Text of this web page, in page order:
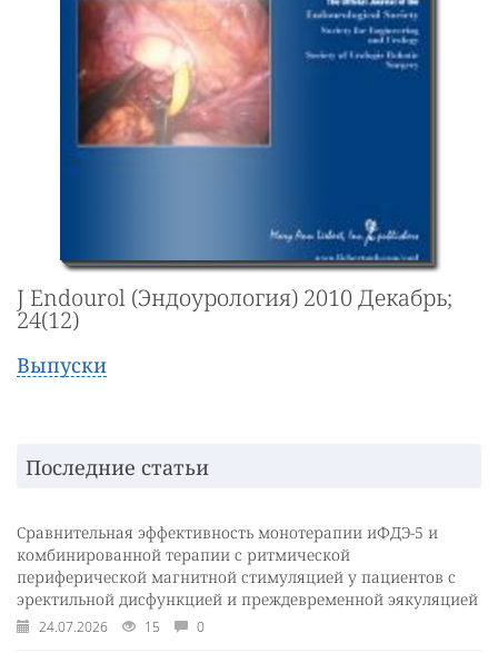
J Endourol (Эндоурология) 2010 Декабрь;
24(12)
Выпуски
Последние статьи
Сравнительная эффективность монотерапии иФДЭ-5 и
комбинированной терапии с ритмической
периферической магнитной стимуляцией у пациентов с
эректильной дисфункцией и преждевременной эякуляцией
24.07.2026 15 0